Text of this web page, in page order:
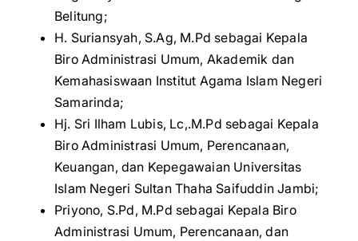
Belitung;
H. Suriansyah, S.Ag, M.Pd sebagai Kepala
Biro Administrasi Umum, Akademik dan
Kemahasiswaan Institut Agama Islam Negeri
Samarinda;
Hj. Sri Ilham Lubis, Lc,.M.Pd sebagai Kepala
Biro Administrasi Umum, Perencanaan,
Keuangan, dan Kepegawaian Universitas
Islam Negeri Sultan Thaha Saifuddin Jambi;
Priyono, S.Pd, M.Pd sebagai Kepala Biro
Administrasi Umum, Perencanaan, dan